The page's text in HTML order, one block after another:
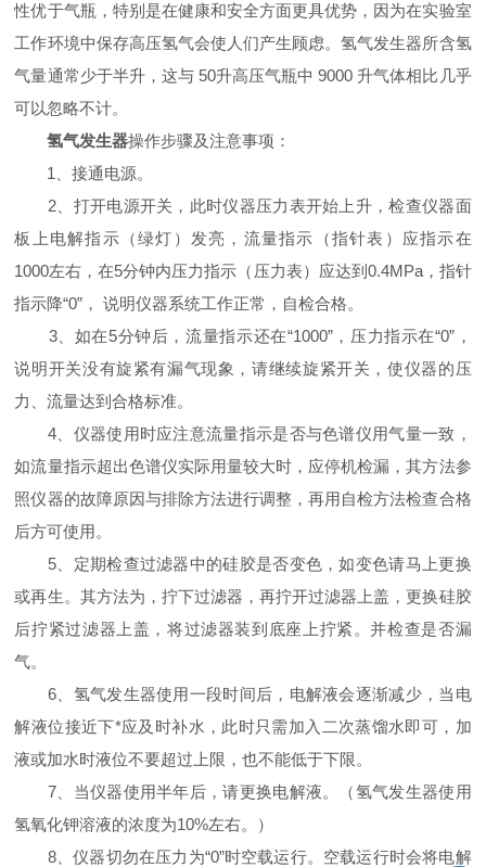
性优于气瓶，特别是在健康和安全方面更具优势，因为在实验室
工作环境中保存高压氢气会使人们产生顾虑。氢气发生器所含氢
气量通常少于半升，这与 50升高压气瓶中 9000 升气体相比几乎
可以忽略不计。
氢气发生器操作步骤及注意事项：
1、接通电源。
2、打开电源开关，此时仪器压力表开始上升，检查仪器面
板上电解指示（绿灯）发亮，流量指示（指针表）应指示在
1000左右，在5分钟内压力指示（压力表）应达到0.4MPa，指针
指示降“0”， 说明仪器系统工作正常，自检合格。
3、如在5分钟后，流量指示还在“1000”，压力指示在“0”，
说明开关没有旋紧有漏气现象，请继续旋紧开关，使仪器的压
力、流量达到合格标准。
4、仪器使用时应注意流量指示是否与色谱仪用气量一致，
如流量指示超出色谱仪实际用量较大时，应停机检漏，其方法参
照仪器的故障原因与排除方法进行调整，再用自检方法检查合格
后方可使用。
5、定期检查过滤器中的硅胶是否变色，如变色请马上更换
或再生。其方法为，拧下过滤器，再拧开过滤器上盖，更换硅胶
后拧紧过滤器上盖，将过滤器装到底座上拧紧。并检查是否漏
气。
6、氢气发生器使用一段时间后，电解液会逐渐减少，当电
解液位接近下*应及时补水，此时只需加入二次蒸馏水即可，加
液或加水时液位不要超过上限，也不能低于下限。
7、当仪器使用半年后，请更换电解液。（氢气发生器使用
氢氧化钾溶液的浓度为10%左右。）
8、仪器切勿在压力为“0”时空载运行。空载运行时会将电解